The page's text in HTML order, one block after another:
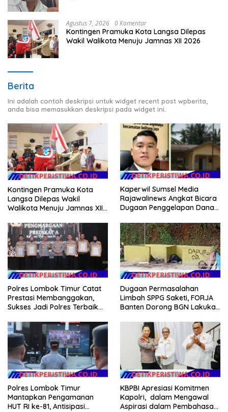
Agustus 7, 2026 0 Komentar
Kontingen Pramuka Kota Langsa Dilepas
Wakil Walikota Menuju Jamnas XII 2026
Berita
Ini adalah contoh deskripsi untuk widget recent post wpberita,
anda bisa memasukkan deskripsi pada widget ini.
Kontingen Pramuka Kota
Langsa Dilepas Wakil
Walikota Menuju Jamnas XII
Kaperwil Sumsel Media
Rajawalinews Angkat Bicara
Dugaan Penggelapan Dana
Argomulyo Belitang Jaya
Hilang 3 Bulan Bawa
Anggaran Pembangunan
Polres Lombok Timur Catat
Prestasi Membanggakan,
Sukses Jadi Polres Terbaik
NTB
Dugaan Permasalahan
Limbah SPPG Saketi, FORJA
Banten Dorong BGN Lakukan
Polres Lombok Timur
Mantapkan Pengamanan
HUT RI ke-81, Antisipasi
KBPBI Apresiasi Komitmen
Kapolri, dalam Mengawal
Aspirasi dalam Pembahasan